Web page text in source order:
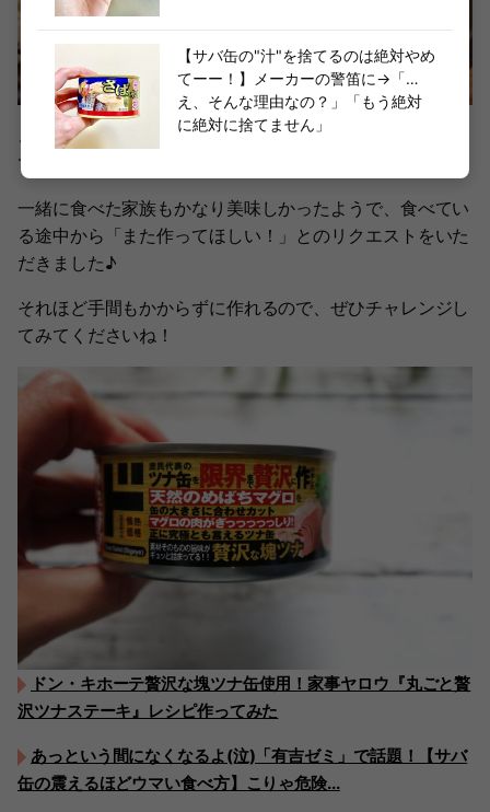
こんな美味しい味噌ラーメンがおうちで簡単に作れるなん
て……。
一緒に食べた家族もかなり美味しかったようで、食べてい
る途中から「また作ってほしい！」とのリクエストをいた
だきました♪
それほど手間もかからずに作れるので、ぜひチャレンジし
てみてくださいね！
ドン・キホーテ贅沢な塊ツナ缶使用！家事ヤロウ『丸ごと贅
沢ツナステーキ』レシピ作ってみた
あっという間になくなるよ(泣)「有吉ゼミ」で話題！【サバ
缶の震えるほどウマい食べ方】こりゃ危険...
【サバ缶の"汁"を捨てるのは絶対やめ
てーー！】メーカーの警笛に→「…
え、そんな理由なの？」「もう絶対
に絶対に捨てません」